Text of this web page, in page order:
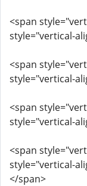
<span
style="vertical-
<span
style="vertical-
<span
style="vertical-
<span
style="vertical-
</span>